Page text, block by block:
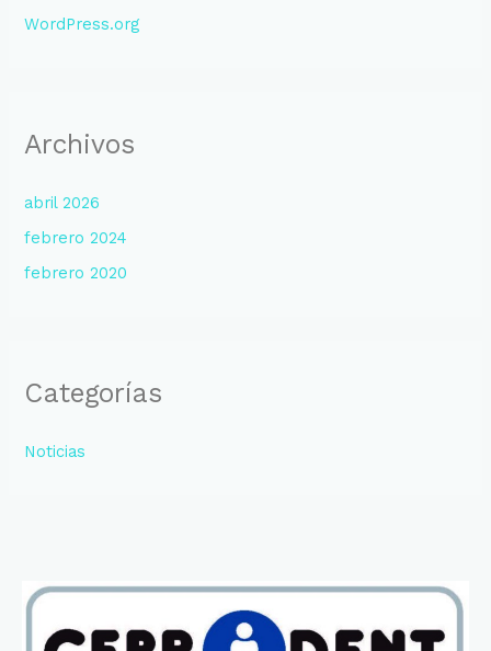
WordPress.org
Archivos
abril 2026
febrero 2024
febrero 2020
Categorías
Noticias